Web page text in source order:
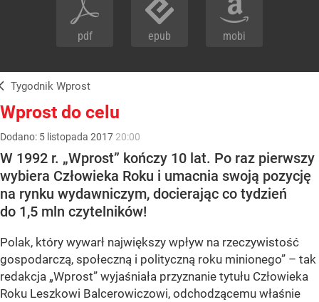
pdf epub mobi
Tygodnik Wprost
Wprost do celu
Dodano: 5 listopada 2017 20:00
W 1992 r. „Wprost” kończy 10 lat. Po raz pierwszy
wybiera Człowieka Roku i umacnia swoją pozycję
na rynku wydawniczym, docierając co tydzień
do 1,5 mln czytelników!
Polak, który wywarł największy wpływ na rzeczywistość
gospodarczą, społeczną i polityczną roku minionego” – tak
redakcja „Wprost” wyjaśniała przyznanie tytułu Człowieka
Roku Leszkowi Balcerowiczowi, odchodzącemu właśnie